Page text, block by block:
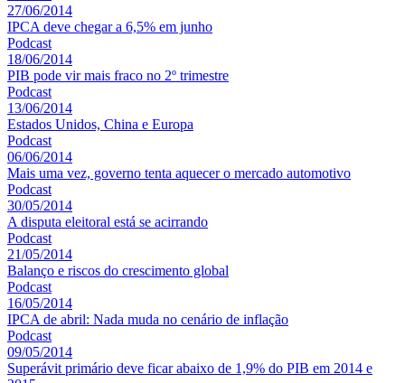
27/06/2014
IPCA deve chegar a 6,5% em junho
Podcast
18/06/2014
PIB pode vir mais fraco no 2º trimestre
Podcast
13/06/2014
Estados Unidos, China e Europa
Podcast
06/06/2014
Mais uma vez, governo tenta aquecer o mercado automotivo
Podcast
30/05/2014
A disputa eleitoral está se acirrando
Podcast
21/05/2014
Balanço e riscos do crescimento global
Podcast
16/05/2014
IPCA de abril: Nada muda no cenário de inflação
Podcast
09/05/2014
Superávit primário deve ficar abaixo de 1,9% do PIB em 2014 e